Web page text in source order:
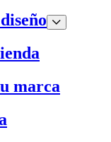
marca